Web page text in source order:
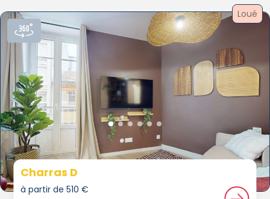
Loué
Charras D
à partir de 510 €